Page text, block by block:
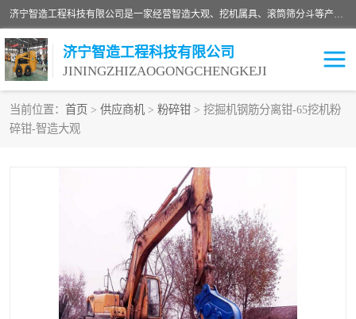
济宁智造工程科技有限公司是一家经营智造大观、挖机属具、滚筒筛分斗等产品的滑移装载机厂家。济宁智造工程科技有限公司奉行以质量赢得用户，诚信为本，互利共赢的宗旨，依靠雄厚的技术力量，科学的管理制度，先进的加工检测设备，始终坚持以客户为中心，免费咨询！
济宁智造工程科技有限公司
JININGZHIZAOGONGCHENGKEJI
当前位置： 首页 > 供应商机 > 粉碎钳 > 挖掘机钢筋分离钳-65挖机粉
碎钳-智造大观
振动夯
移动破碎机
粉碎钳
土壤修复
铣刨机 开沟机